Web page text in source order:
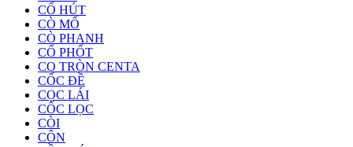
CỔ HÚT
CÒ MỔ
CÒ PHANH
CỔ PHỐT
CO TRÒN CENTA
CỐC ĐỀ
CỌC LÁI
CỐC LỌC
CÒI
CÔN